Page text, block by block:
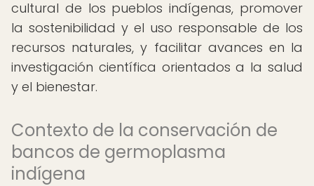
cultural de los pueblos indígenas, promover
la sostenibilidad y el uso responsable de los
recursos naturales, y facilitar avances en la
investigación científica orientados a la salud
y el bienestar.
Contexto de la conservación de
bancos de germoplasma
indígena